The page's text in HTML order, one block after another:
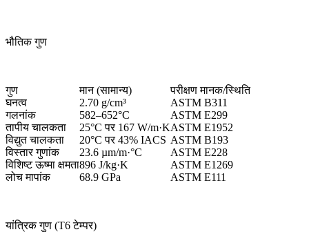
भौतिक गुण
गुण मान (सामान्य)
परीक्षण मानक/स्थिति
घनत्व
2.70 g/cm³
ASTM B311
गलनांक
582–652°C
ASTM E299
तापीय चालकता
25°C पर 167 W/m·KASTM E1952
विद्युत चालकता
20°C पर 43% IACS ASTM B193
विस्तार गुणांक
23.6 µm/m·°C
ASTM E228
विशिष्ट ऊष्मा क्षमता896 J/kg·K
ASTM E1269
लोच मापांक
68.9 GPa ASTM E111
यांत्रिक गुण (T6 टेम्पर)